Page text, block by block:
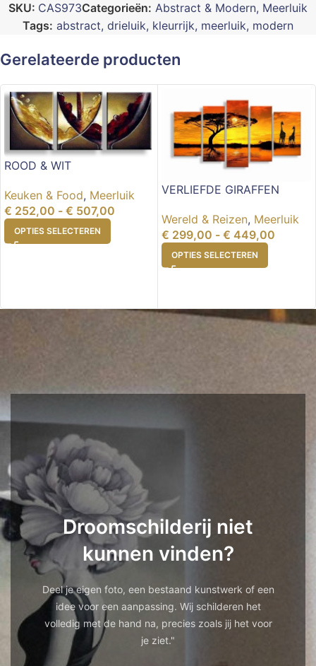
SKU: CAS973Categorieën: Abstract & Modern, Meerluik
Tags: abstract, drieluik, kleurrijk, meerluik, modern
Gerelateerde producten
ROOD & WIT
Keuken & Food, Meerluik
€ 252,00 - € 507,00
OPTIES SELECTEREN
VERLIEFDE GIRAFFEN
Wereld & Reizen, Meerluik
€ 299,00 - € 449,00
OPTIES SELECTEREN
Droomschilderij niet
kunnen vinden?
Deel je eigen foto, een bestaand kunstwerk of een
idee voor een aanpassing. Wij schilderen het
volledig met de hand na, precies zoals jij het voor
je ziet."